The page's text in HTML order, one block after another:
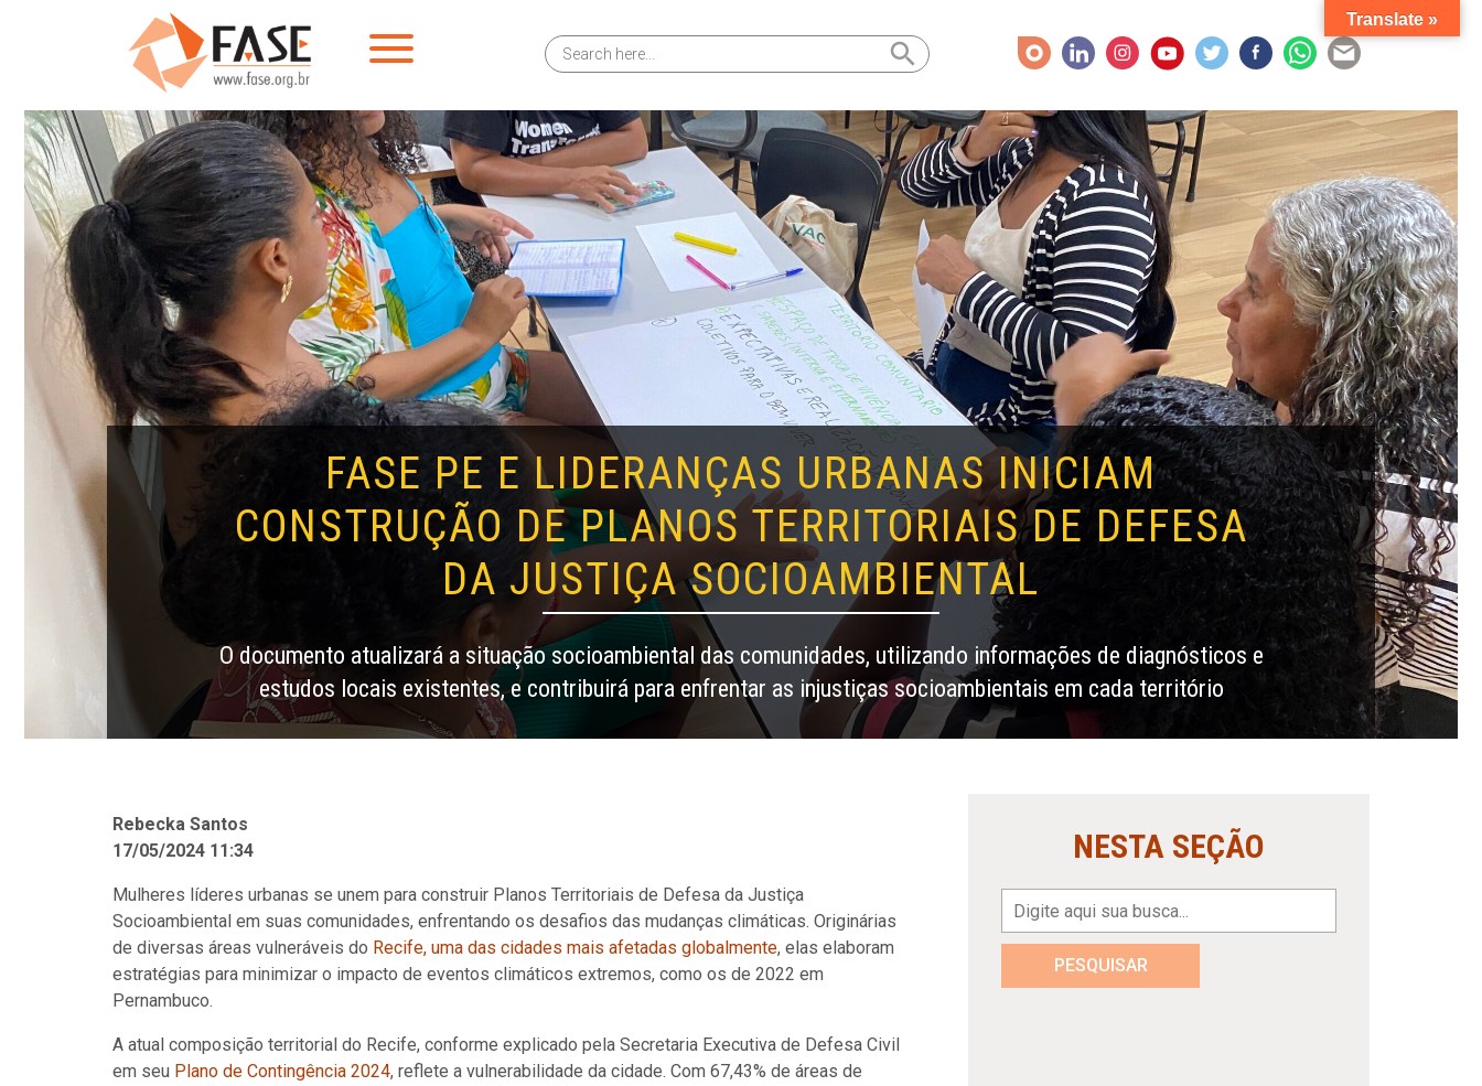
Search
for:
Search Button
FASE PE E LIDERANÇAS URBANAS INICIAM
CONSTRUÇÃO DE PLANOS TERRITORIAIS DE DEFESA
DA JUSTIÇA SOCIOAMBIENTAL
O documento atualizará a situação socioambiental das comunidades, utilizando informações de diagnósticos e
estudos locais existentes, e contribuirá para enfrentar as injustiças socioambientais em cada território
Rebecka Santos
17/05/2024 11:34
Mulheres líderes urbanas se unem para construir Planos Territoriais de Defesa da Justiça
Socioambiental em suas comunidades, enfrentando os desafios das mudanças climáticas. Originárias
de diversas áreas vulneráveis do Recife, uma das cidades mais afetadas globalmente, elas elaboram
estratégias para minimizar o impacto de eventos climáticos extremos, como os de 2022 em
Pernambuco.
A atual composição territorial do Recife, conforme explicado pela Secretaria Executiva de Defesa Civil
em seu Plano de Contingência 2024, reflete a vulnerabilidade da cidade. Com 67,43% de áreas de
NESTA SEÇÃO
PESQUISAR
Translate »